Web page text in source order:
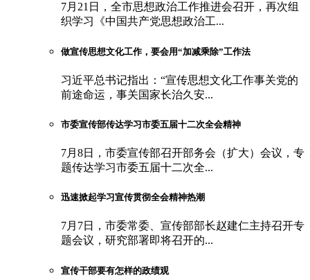
7月21日，全市思想政治工作推进会召开，再次组
织学习《中国共产党思想政治工...
做宣传思想文化工作，要会用“加减乘除”工作法
习近平总书记指出：“宣传思想文化工作事关党的
前途命运，事关国家长治久安...
市委宣传部传达学习市委五届十二次全会精神
7月8日，市委宣传部召开部务会（扩大）会议，专
题传达学习市委五届十二次全...
迅速掀起学习宣传贯彻全会精神热潮
7月7日，市委常委、宣传部部长赵建仁主持召开专
题会议，研究部署即将召开的...
宣传干部要有怎样的政绩观